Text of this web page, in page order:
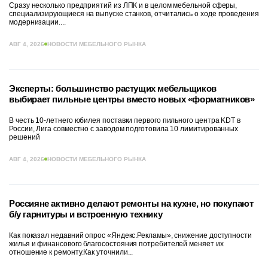
Сразу несколько предприятий из ЛПК и в целом мебельной сферы,
специализирующиеся на выпуске станков, отчитались о ходе проведения
модернизации....
АВГ 4, 2026 НОВОСТИ МЕБЕЛЬНОГО РЫНКА
Эксперты: большинство растущих мебельщиков
выбирает пильные центры вместо новых «форматников»
В честь 10-летнего юбилея поставки первого пильного центра KDT в
России, Лига совместно с заводом подготовила 10 лимитированных
решений
АВГ 4, 2026 НОВОСТИ МЕБЕЛЬНОГО РЫНКА
Россияне активно делают ремонты на кухне, но покупают
б/у гарнитуры и встроенную технику
Как показал недавний опрос «Яндекс.Рекламы», снижение доступности
жилья и финансового благосостояния потребителей меняет их
отношение к ремонту.Как уточнили...